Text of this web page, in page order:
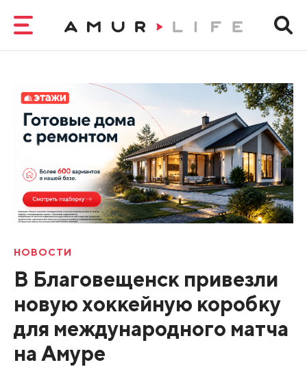
НОВОСТИ
В Благовещенск привезли
новую хоккейную коробку
для международного матча
на Амуре